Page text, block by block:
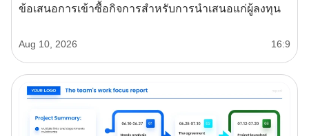
ข้อเสนอการเข้าซื้อกิจการสำหรับการนำเสนอแก่ผู้ลงทุน
Aug 10, 2026 16:9